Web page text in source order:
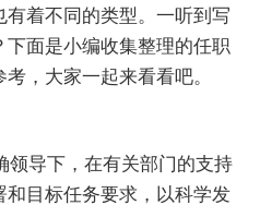
着不同的类型。一听到写
面是小编收集整理的任职
，大家一起来看看吧。
领导下，在有关部门的支持
目标任务要求，以科学发